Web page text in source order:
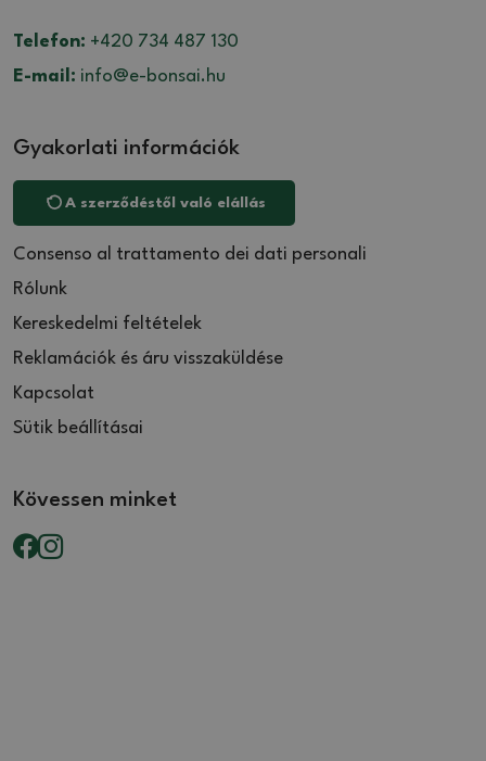
Telefon: +420 734 487 130
E-mail: info@e-bonsai.hu
Gyakorlati információk
A szerződéstől való elállás
Consenso al trattamento dei dati personali
Rólunk
Kereskedelmi feltételek
Reklamációk és áru visszaküldése
Kapcsolat
Sütik beállításai
Kövessen minket